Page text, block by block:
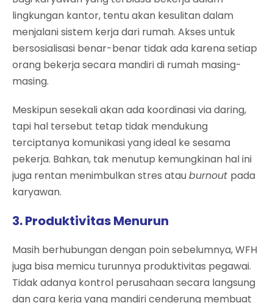
lingkungan kantor, tentu akan kesulitan dalam
menjalani sistem kerja dari rumah. Akses untuk
bersosialisasi benar-benar tidak ada karena setiap
orang bekerja secara mandiri di rumah masing-
masing.
Meskipun sesekali akan ada koordinasi via daring,
tapi hal tersebut tetap tidak mendukung
terciptanya komunikasi yang ideal ke sesama
pekerja. Bahkan, tak menutup kemungkinan hal ini
juga rentan menimbulkan stres atauburnout pada
karyawan.
3. Produktivitas Menurun
Masih berhubungan dengan poin sebelumnya, WFH
juga bisa memicu turunnya produktivitas pegawai.
Tidak adanya kontrol perusahaan secara langsung
dan cara kerja yang mandiri cenderung membuat